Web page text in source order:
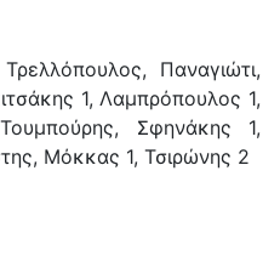
Παναγιώτι,
1, Λαμπρόπουλος 1,
Σφηνάκης 1,
Μόκκας 1, Τσιρώνης 2